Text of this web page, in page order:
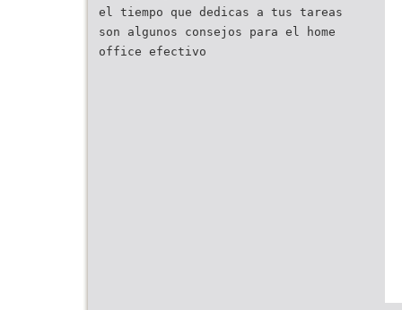
el tiempo que dedicas a tus tareas
son algunos consejos para el home
office efectivo